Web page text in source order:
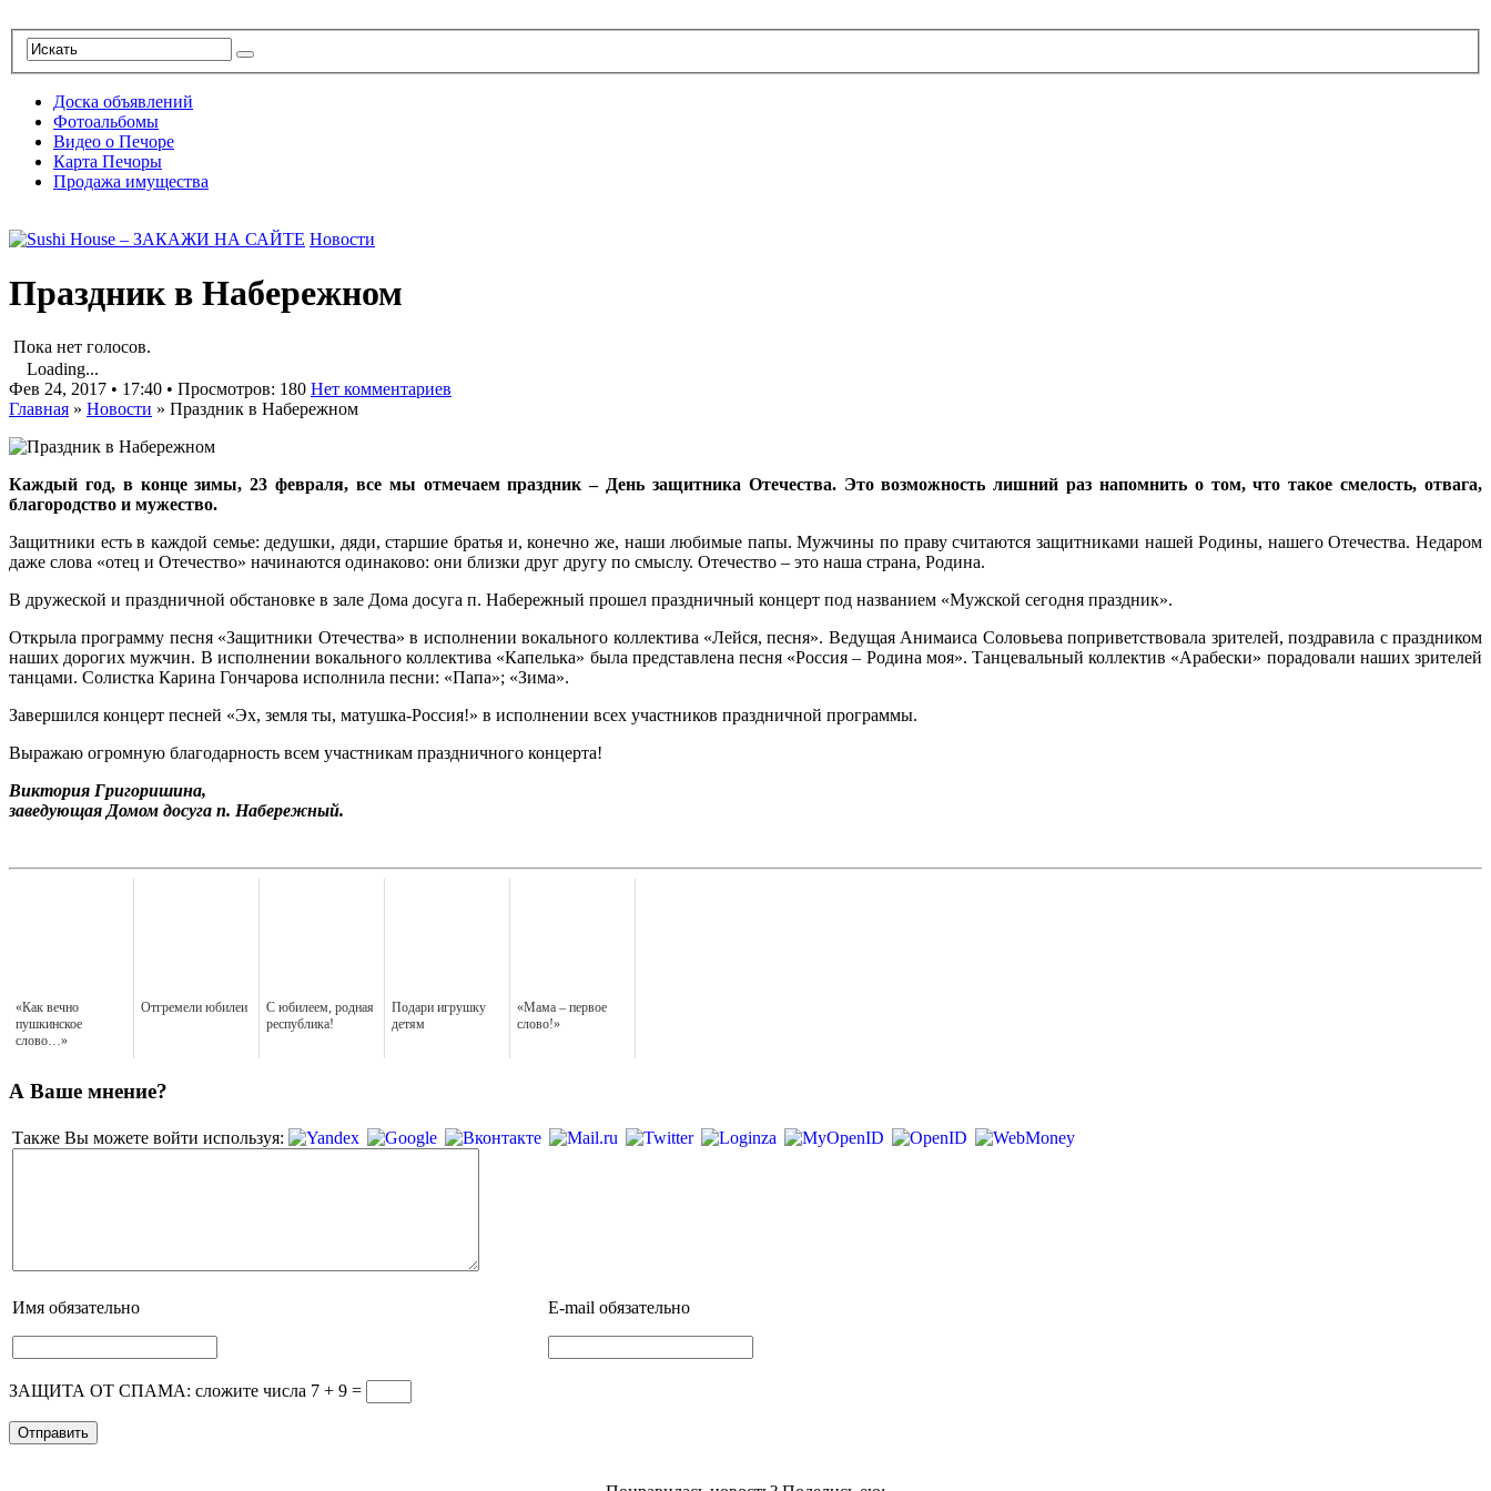
Доска объявлений
Фотоальбомы
Видео о Печоре
Карта Печоры
Продажа имущества
Новости
Праздник в Набережном
Пока нет голосов.
Loading...
Фев 24, 2017 • 17:40 • Просмотров: 180 Нет комментариев
Главная » Новости » Праздник в Набережном
Каждый год, в конце зимы, 23 февраля, все мы отмечаем праздник – День защитника Отечества. Это возможность лишний раз напомнить о том, что такое смелость, отвага,
благородство и мужество.
Защитники есть в каждой семье: дедушки, дяди, старшие братья и, конечно же, наши любимые папы. Мужчины по праву считаются защитниками нашей Родины, нашего Отечества. Недаром
даже слова «отец и Отечество» начинаются одинаково: они близки друг другу по смыслу. Отечество – это наша страна, Родина.
В дружеской и праздничной обстановке в зале Дома досуга п. Набережный прошел праздничный концерт под названием «Мужской сегодня праздник».
Открыла программу песня «Защитники Отечества» в исполнении вокального коллектива «Лейся, песня». Ведущая Анимаиса Соловьева поприветствовала зрителей, поздравила с праздником
наших дорогих мужчин. В исполнении вокального коллектива «Капелька» была представлена песня «Россия – Родина моя». Танцевальный коллектив «Арабески» порадовали наших зрителей
танцами. Солистка Карина Гончарова исполнила песни: «Папа»; «Зима».
Завершился концерт песней «Эх, земля ты, матушка-Россия!» в исполнении всех участников праздничной программы.
Выражаю огромную благодарность всем участникам праздничного концерта!
Виктория Григоришина,
заведующая Домом досуга п. Набережный.
«Как вечно
пушкинское
слово…»
Отгремели юбилеи
С юбилеем, родная
республика!
Подари игрушку
детям
«Мама – первое
слово!»
А Ваше мнение?
Также Вы можете войти используя:
Имя обязательно E-mail обязательно
ЗАЩИТА ОТ СПАМА: сложите числа 7 + 9 =